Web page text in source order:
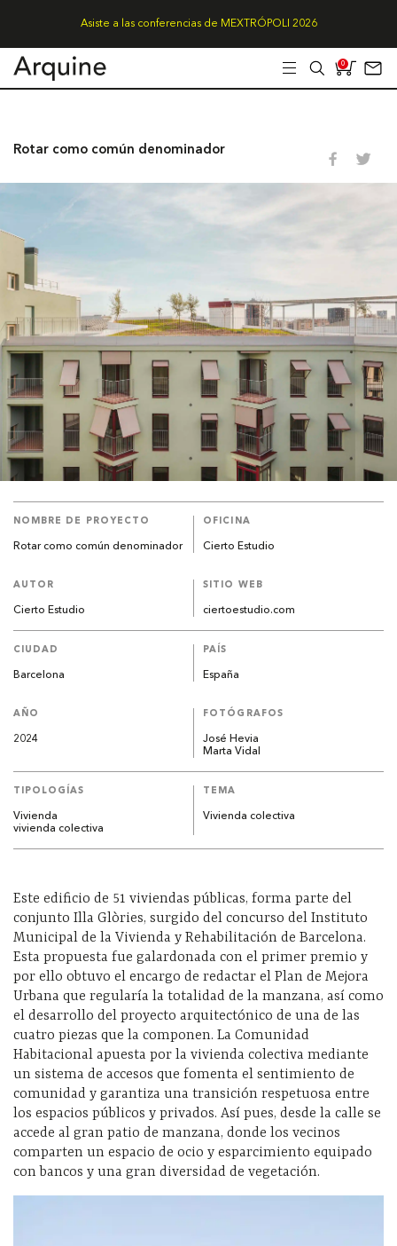
Asiste a las conferencias de MEXTRÓPOLI 2026
0
Rotar como común denominador
NOMBRE DE PROYECTO
Rotar como común denominador
OFICINA
Cierto Estudio
AUTOR
Cierto Estudio
SITIO WEB
ciertoestudio.com
CIUDAD
Barcelona
PAÍS
España
AÑO
2024
FOTÓGRAFOS
José Hevia
Marta Vidal
TIPOLOGÍAS
Vivienda
vivienda colectiva
TEMA
Vivienda colectiva
Este edificio de 51 viviendas públicas, forma parte del
conjunto Illa Glòries, surgido del concurso del Instituto
Municipal de la Vivienda y Rehabilitación de Barcelona.
Esta propuesta fue galardonada con el primer premio y
por ello obtuvo el encargo de redactar el Plan de Mejora
Urbana que regularía la totalidad de la manzana, así como
el desarrollo del proyecto arquitectónico de una de las
cuatro piezas que la componen. La Comunidad
Habitacional apuesta por la vivienda colectiva mediante
un sistema de accesos que fomenta el sentimiento de
comunidad y garantiza una transición respetuosa entre
los espacios públicos y privados. Así pues, desde la calle se
accede al gran patio de manzana, donde los vecinos
comparten un espacio de ocio y esparcimiento equipado
con bancos y una gran diversidad de vegetación.